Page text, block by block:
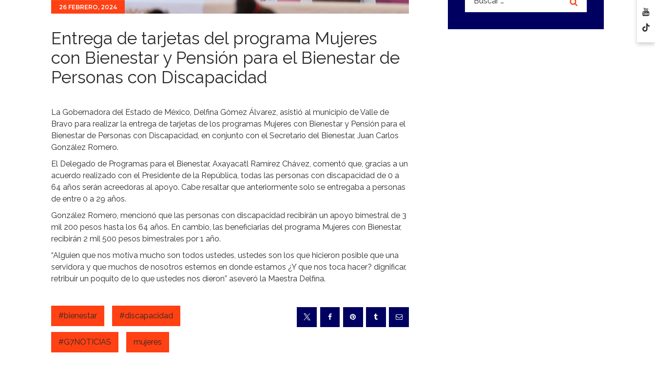
26 FEBRERO, 2024
Entrega de tarjetas del programa Mujeres
con Bienestar y Pensión para el Bienestar de
Personas con Discapacidad
La Gobernadora del Estado de México, Delfina Gómez Álvarez, asistió al municipio de Valle de
Bravo para realizar la entrega de tarjetas de los programas Mujeres con Bienestar y Pensión para el
Bienestar de Personas con Discapacidad, en conjunto con el Secretario del Bienestar, Juan Carlos
González Romero.
El Delegado de Programas para el Bienestar, Axayacatl Ramírez Chávez, comentó que, gracias a un
acuerdo realizado con el Presidente de la República, todas las personas con discapacidad de 0 a
64 años serán acreedoras al apoyo. Cabe resaltar que anteriormente solo se entregaba a personas
de entre 0 a 29 años.
González Romero, mencionó que las personas con discapacidad recibirán un apoyo bimestral de 3
mil 200 pesos hasta los 64 años. En cambio, las beneficiarias del programa Mujeres con Bienestar,
recibirán 2 mil 500 pesos bimestrales por 1 año.
“Alguien que nos motiva mucho son todos ustedes, ustedes son los que hicieron posible que una
servidora y que muchos de nosotros estemos en donde estamos ¿Y que nos toca hacer? dignificar,
retribuir un poquito de lo que ustedes nos dieron” aseveró la Maestra Delfina.
#bienestar #discapacidad
#G7NOTICIAS mujeres